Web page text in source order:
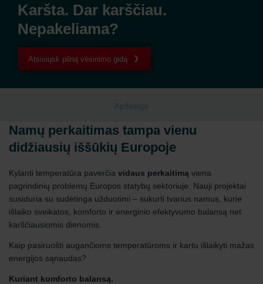
Karšta. Dar karščiau.
Nepakeliama?
Atsisiųsk pilną vėsinimo gidą
Apžvalga
Namų perkaitimas tampa vienu
didžiausių iššūkių Europoje
Kylanti temperatūra paverčia vidaus perkaitimą viena
pagrindinių problemų Europos statybų sektoriuje. Nauji projektai
susiduria su sudėtinga užduotimi – sukurti tvarius namus, kurie
išlaiko sveikatos, komforto ir energinio efektyvumo balansą net
karščiausiomis dienomis.
Kaip pasiruošti augančioms temperatūroms ir kartu išlaikyti mažas
energijos sąnaudas?
Kuriant komforto balansą.